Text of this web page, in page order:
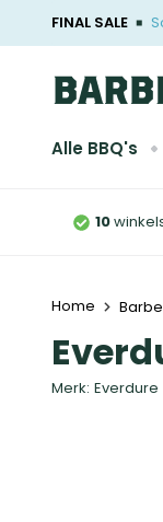
FINAL SALE
Alle BBQ's
10
Home
Merk: Everdure